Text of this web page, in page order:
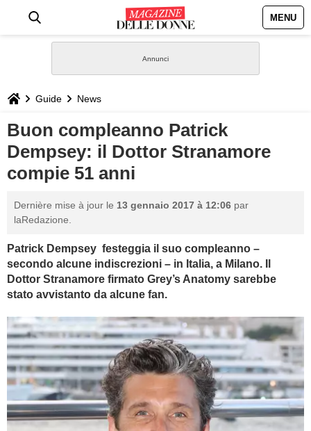
MENU
STILE
BIOGRAFIE
CAPELLI
SESSO
BAMBINO
DIETA
GUIDE
Guide News
Buon compleanno Patrick
Dempsey: il Dottor Stranamore
compie 51 anni
Dernière mise à jour le 13 gennaio 2017 à 12:06 par
laRedazione.
Patrick Dempsey festeggia il suo compleanno –
secondo alcune indiscrezioni – in Italia, a Milano. Il
Dottor Stranamore firmato Grey’s Anatomy sarebbe
stato avvistanto da alcune fan.